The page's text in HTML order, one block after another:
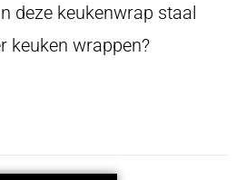
deze keukenwrap staal
keuken wrappen?